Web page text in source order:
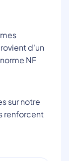
d'un
NF
sur notre
renforcent